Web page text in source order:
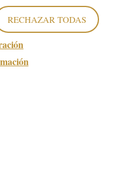
RECHAZAR TODAS